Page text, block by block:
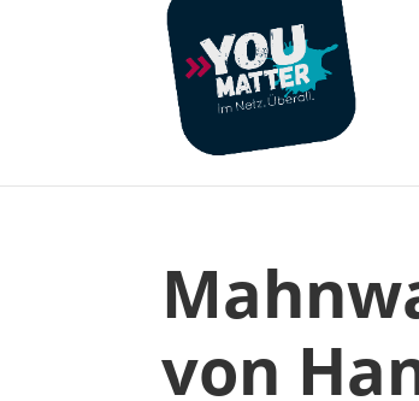
von